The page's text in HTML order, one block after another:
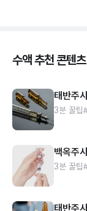
수액 추천 콘텐츠
태반주
3분 꿀팁
백옥주
3분 꿀팁
태반주